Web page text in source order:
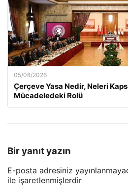
05/08/2026
Çerçeve Yasa Nedir, Neleri
Mücadeledeki Rolü
Bir yanıt yazın
E-posta adresiniz
ile işaretlenmişlerdir